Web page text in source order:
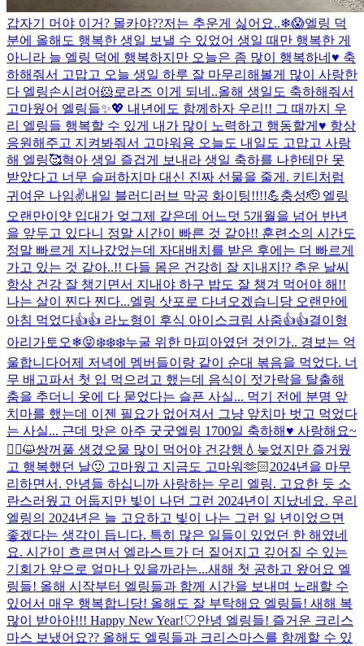
갑자기 머야 이거? 몰카야??저는 추운게 싫어요..❄😱엘링 덕
분에 올해도 행복한 생일 보낼 수 있었어 생일 때만 행복한 게
아니라 늘 엘링 덕에 행복하지만 오늘은 좀 많이 행복하네♥️ 축
하해줘서 고맙고 오늘 생일 하루 잘 마무리해볼게 많이 사랑한
다 엘링손시려어🐹로라즈 이게 되네..올해 생일도 축하해줘서
고마웠어 엘링들✨💖 내년에도 함께하자 우리!! 그 때까지 우
리 엘링들 행복할 수 있게 내가 많이 노력하고 행동할게♥ 항상
응원해주고 지켜봐줘서 고마워용 오늘도 내일도 고맙고 사랑
해 엘링🥰혁아 생일 즐겁게 보내라 생일 축하를 나한테만 못
받았다고 너무 슬퍼하지마 대신 진짜 선물을 줄게. 키티처럼
귀여운 나임✌️내일 블러디러브 막공 화이팅!!!!💪충성🫡 엘링
오랜만이얏 입대가 엊그제 같은데 어느덧 5개월을 넘어 반년
을 앞두고 있다니 정말 시간이 빠른 것 같아!! 훈련소의 시간도
정말 빠르게 지나갔었는데 자대배치를 받은 후에는 더 빠르게
가고 있는 것 같아..!! 다들 몸은 건강히 잘 지내지!? 추운 날씨
항상 건강 잘 챙기면서 지내야 하구 밥도 잘 챙겨 먹어야 해!!
나는 살이 찐다 찐다...엘링 삿포로 다녀오겠습니당 오랜만에
아침 먹었다👍👍 라노형이 후식 아이스크림 사줌👍👍결이형
아리가토오❄😝❄️❄️❄️누굴 위한 마피아였던 것인가.. 경보는 억
울합니다어제 저녁에 멤버들이랑 같이 순대 볶음을 먹었다. 너
무 배고파서 첫 입 먹으려고 했는데 음식이 젓가락을 탈출해
춤을 추더니 옷에 다 묻었다는 슬픈 사실... 먹기 전에 분명 앞
치마를 했는데 이젠 필요가 없어져서 그냥 앞치마 벗고 먹었다
는 사실... 근데 맛은 아주 굿굿엘링 1700일 축하해♥ 사랑해요~
🙇‍♂️😺쌍꺼풀 생겼오물 많이 먹어야 건강행💧 늦었지만 즐거웠
고 행복했던 날🙂 고마웠고 지금도 고마워🫶🏻2024년을 마무
리하면서. 안녕들 하십니까 사랑하는 우리 엘링. 고요한 듯 소
란스러웠고 어둡지만 빛이 나던 그런 2024년이 지났네요. 우리
엘링의 2024년은 늘 고요하고 빛이 나는 그런 일 년이었으면
좋겠다는 생각이 듭니다. 특히 많은 일들이 있었던 한 해였네
요. 시간이 흐르면서 엘라스트가 더 짙어지고 깊어질 수 있는
기회가 앞으로 얼마나 있을까라는...새해 첫 공하고 왔어요 엘
링들! 올해 시작부터 엘링들과 함께 시간을 보내며 노래할 수
있어서 매우 행복합니당! 올해도 잘 부탁해요 엘링들! 새해 복
많이 받아아!!! Happy New Year!♡안녕 엘링들! 즐거운 크리스
마스 보냈어요?? 올해도 엘링들과 크리스마스를 함께할 수 있